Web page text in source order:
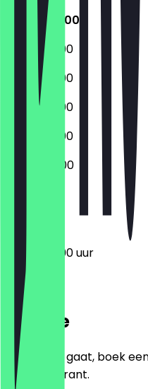
06:30 - 19:00
06:30 - 19:00
06:30 - 19:00
06:30 - 19:00
06:30 - 19:00
06:30 - 18:00
06:30 - 19:00 uur
Locatie
Voordat je gaat, boek
het restaurant.